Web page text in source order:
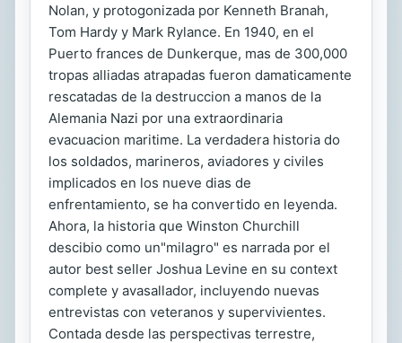
Nolan, y protogonizada por Kenneth Branah,
Tom Hardy y Mark Rylance. En 1940, en el
Puerto frances de Dunkerque, mas de 300,000
tropas alliadas atrapadas fueron damaticamente
rescatadas de la destruccion a manos de la
Alemania Nazi por una extraordinaria
evacuacion maritime. La verdadera historia do
los soldados, marineros, aviadores y civiles
implicados en los nueve dias de
enfrentamiento, se ha convertido en leyenda.
Ahora, la historia que Winston Churchill
descibio como un"milagro" es narrada por el
autor best seller Joshua Levine en su context
complete y avasallador, incluyendo nuevas
entrevistas con veteranos y supervivientes.
Contada desde las perspectivas terrestre,